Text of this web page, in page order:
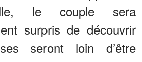
le couple sera
surpris de découvrir
seront loin d’être